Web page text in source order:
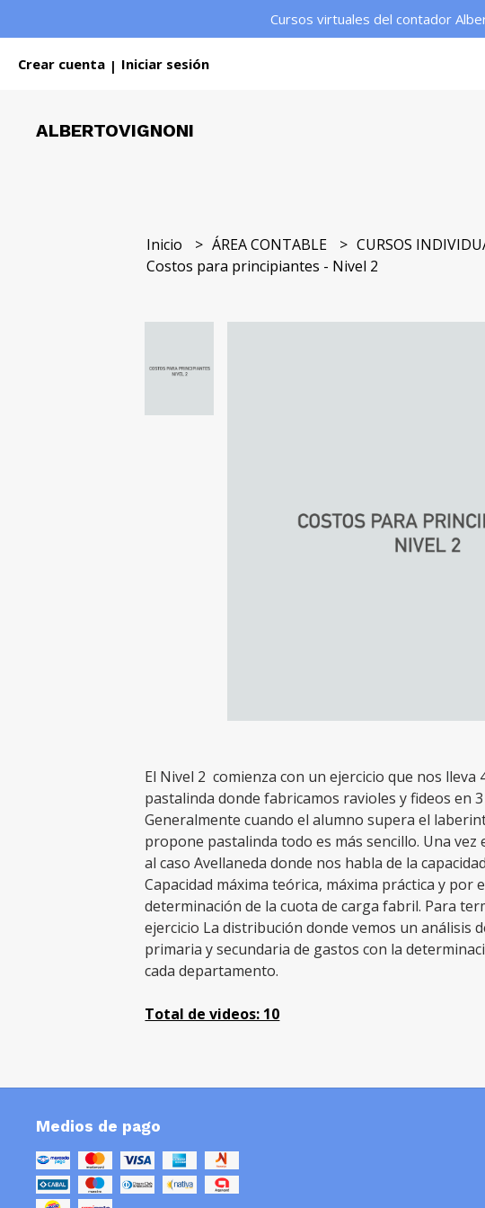
Cursos virtuales del contador
Crear cuenta | Iniciar sesión
ALBERTOVIGNONI
Inicio ÁREA CONTABLE
CURSOS
Costos para principiantes - Nivel 2
El Nivel 2 comienza con un ejercicio que nos lleva
pastalinda donde fabricamos ravioles y fideos en
Generalmente cuando el alumno supera el
propone pastalinda todo es más sencillo. Una vez
al caso Avellaneda donde nos habla de la
Capacidad máxima teórica, máxima práctica y por
determinación de la cuota de carga fabril. Para
ejercicio La distribución donde vemos un análisis
primaria y secundaria de gastos con la
cada departamento.
Total de videos: 10
Medios de pago